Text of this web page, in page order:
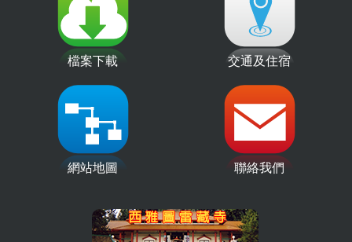
檔案下載 交通及住宿
網站地圖 聯絡我們